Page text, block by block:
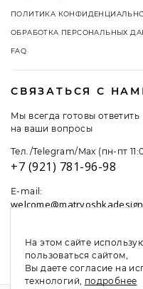
ПОЛИТИКА
ОБРАБОТКА ПЕРСОНАЛЬНЫХ
FAQ
СВЯЗАТЬСЯ С
Мы всегда готовы ответить
на ваши вопросы
Тел./Telegram/Max (пн-пт
+7 (921) 781-96-98
E-mail:
На этом сайте
пользоваться сайтом,
Вы даете согласие на
технологий, подробнее